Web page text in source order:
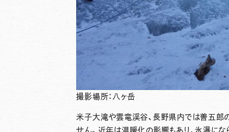
撮影場所：八ヶ岳
米子大滝や雲竜渓谷、長野県内では善五郎
せん。近年は温暖化の影響もあり、氷瀑に